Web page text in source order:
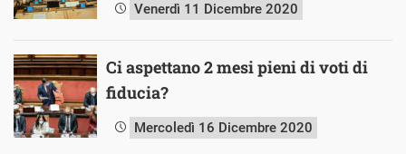
Venerdì 11 Dicembre 2020
Ci aspettano 2 mesi pieni di voti di
fiducia?
Mercoledì 16 Dicembre 2020